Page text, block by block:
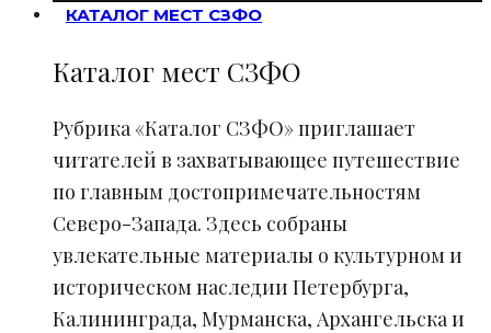
КАТАЛОГ МЕСТ СЗФО
Каталог мест СЗФО
Рубрика «Каталог СЗФО» приглашает
читателей в захватывающее путешествие
по главным достопримечательностям
Северо-Запада. Здесь собраны
увлекательные материалы о культурном и
историческом наследии Петербурга,
Калининграда, Мурманска, Архангельска и